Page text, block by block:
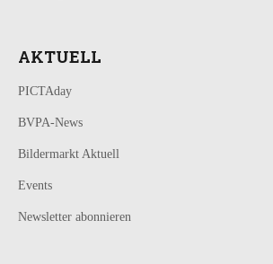
AKTUELL
PICTAday
BVPA-News
Bildermarkt Aktuell
Events
Newsletter abonnieren